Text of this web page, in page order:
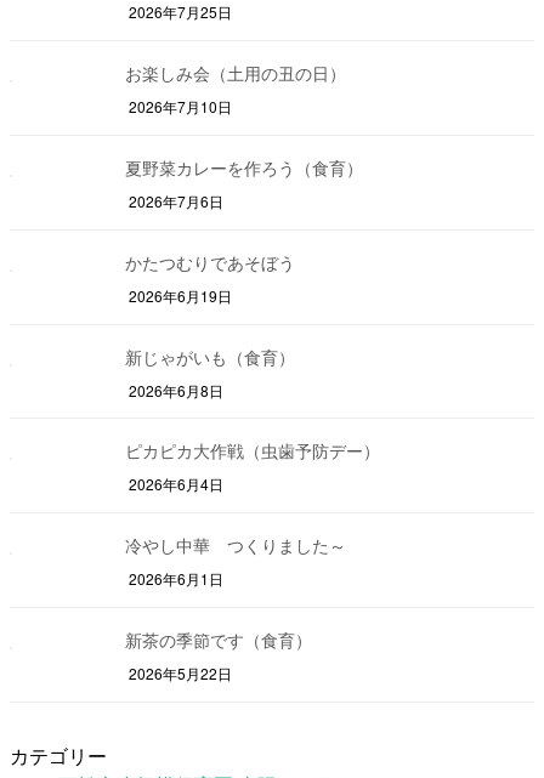
2026年7月25日
お楽しみ会（土用の丑の日）
2026年7月10日
夏野菜カレーを作ろう（食育）
2026年7月6日
かたつむりであそぼう
2026年6月19日
新じゃがいも（食育）
2026年6月8日
ピカピカ大作戦（虫歯予防デー）
2026年6月4日
冷やし中華 つくりました～
2026年6月1日
新茶の季節です（食育）
2026年5月22日
カテゴリー